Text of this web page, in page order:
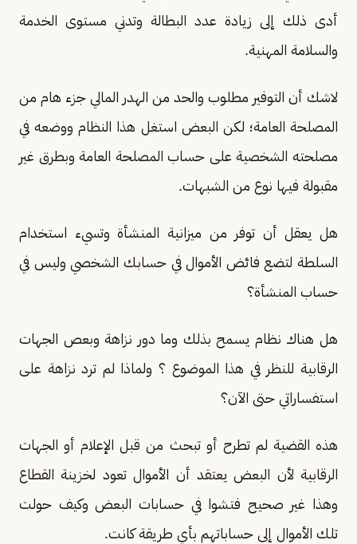
أدى ذلك إلى زيادة عدد البطالة وتدني مستوى الخدمة
والسلامة المهنية.
لاشك أن التوفير مطلوب والحد من الهدر المالي جزء هام من
المصلحة العامة؛ لكن البعض استغل هذا النظام ووضعه في
مصلحته الشخصية على حساب المصلحة العامة وبطرق غير
مقبولة فيها نوع من الشبهات.
هل يعقل أن توفر من ميزانية المنشأة وتسيء استخدام
السلطة لتضع فائض الأموال في حسابك الشخصي وليس في
حساب المنشأة؟
هل هناك نظام يسمح بذلك وما دور نزاهة وبعص الجهات
الرقابية للنظر في هذا الموضوع ؟ ولماذا لم ترد نزاهة على
استفساراتي حتى الآن؟
هذه القضية لم تطرح أو تبحث من قبل الإعلام أو الجهات
الرقابية لأن البعض يعتقد أن الأموال تعود لخزينة القطاع
وهذا غير صحيح فتشوا في حسابات البعض وكيف حولت
تلك الأموال إلى حساباتهم بأي طريقة كانت.